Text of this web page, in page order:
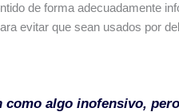
de forma adecuadamente
evitar que sean usados por
como algo inofensivo,